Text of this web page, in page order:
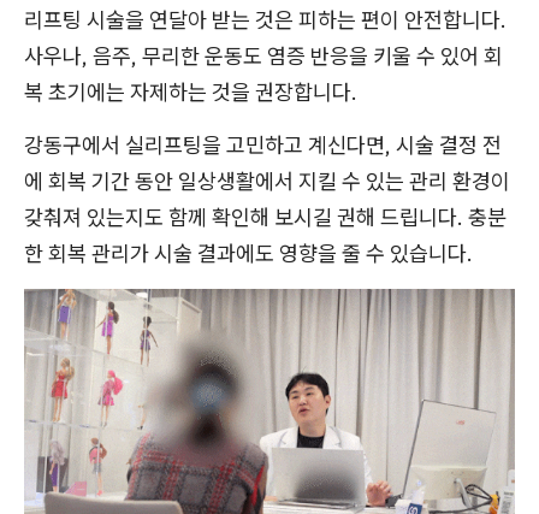
리프팅 시술을 연달아 받는 것은 피하는 편이 안전합니다.
사우나, 음주, 무리한 운동도 염증 반응을 키울 수 있어 회
복 초기에는 자제하는 것을 권장합니다.
강동구에서 실리프팅을 고민하고 계신다면, 시술 결정 전
에 회복 기간 동안 일상생활에서 지킬 수 있는 관리 환경이
갖춰져 있는지도 함께 확인해 보시길 권해 드립니다. 충분
한 회복 관리가 시술 결과에도 영향을 줄 수 있습니다.